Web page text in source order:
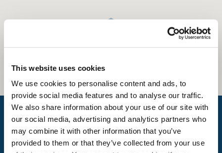
This website uses cookies
We use cookies to personalise content and ads, to
provide social media features and to analyse our traffic.
We also share information about your use of our site with
our social media, advertising and analytics partners who
may combine it with other information that you’ve
provided to them or that they’ve collected from your use
Wie lange dauert meine Fahrt?